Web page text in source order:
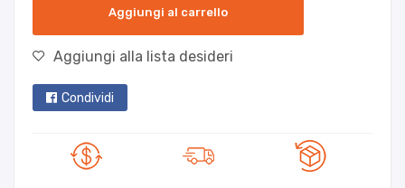
Aggiungi al carrello
Aggiungi alla lista desideri
Condividi